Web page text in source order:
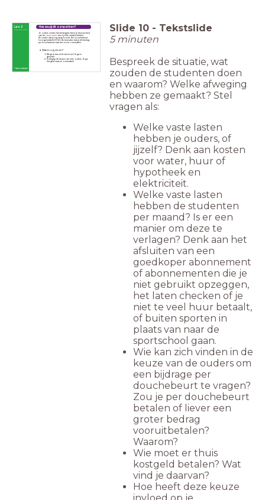
Hoe zou jij dit aanpakken?
Les 2
Je ouders vinden het belangrijk dat je je bewust bent
van devaste lasten die zij elke maand hebben.
Ze vinden dat je erg lang doucht. Een douchebeurt
kost gemiddeld € 0,51. Ze besluiten dat jij dit bedrag
per douchebeurt naar hen moet overmaken.
Wat zou jij doen?
First things first
Dit ga ik dus echt niet doen! Ik ga in
gesprek.
Ik begrijp de keuze van mijn ouders. Ik ga
het geld naar ze overmaken.
Slide 10 - Tekstslide
5 minuten
Bespreek de situatie, wat
zouden de studenten doen
en waarom? Welke afweging
hebben ze gemaakt? Stel
vragen als:
Welke vaste lasten
hebben je ouders, of
jijzelf? Denk aan kosten
voor water, huur of
hypotheek en
elektriciteit.
Welke vaste lasten
hebben de studenten
per maand? Is er een
manier om deze te
verlagen? Denk aan het
afsluiten van een
goedkoper abonnement
of abonnementen die je
niet gebruikt opzeggen,
het laten checken of je
niet te veel huur betaalt,
of buiten sporten in
plaats van naar de
sportschool gaan.
Wie kan zich vinden in de
keuze van de ouders om
een bijdrage per
douchebeurt te vragen?
Zou je per douchebeurt
betalen of liever een
groter bedrag
vooruitbetalen?
Waarom?
Wie moet er thuis
kostgeld betalen? Wat
vind je daarvan?
Hoe heeft deze keuze